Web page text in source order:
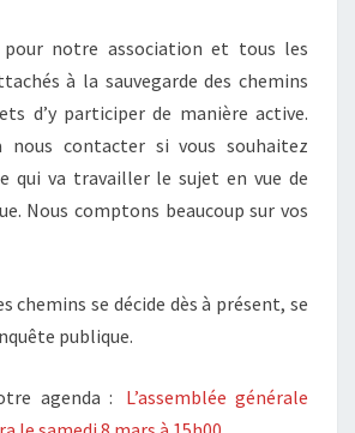
pour notre association et tous les
à la sauvegarde des chemins
d’y participer de manière active.
nous contacter si vous souhaitez
qui va travailler le sujet en vue de
Nous comptons beaucoup sur vos
chemins se décide dès à présent, se
publique.
agenda :
L’assemblée générale